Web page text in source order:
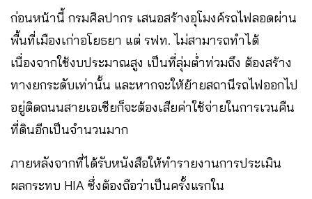
ก่อนหน้านี้ กรมศิลปากร เสนอสร้างอุโมงค์รถไฟลอดผ่าน
พื้นที่เมืองเก่าอโยธยา แต่ รฟท. ไม่สามารถทำได้
เนื่องจากใช้งบประมาณสูง เป็นที่ลุ่มต่ำท่วมถึง ต้องสร้าง
ทางยกระดับเท่านั้น และหากจะให้ย้ายสถานีรถไฟออกไป
อยู่ติดถนนสายเอเชียก็จะต้องเสียค่าใช้จ่ายในการเวนคืน
ที่ดินอีกเป็นจำนวนมาก
ภายหลังจากที่ได้รับหนังสือให้ทำรายงานการประเมิน
ผลกระทบ HIA ซึ่งต้องถือว่าเป็นครั้งแรกใน